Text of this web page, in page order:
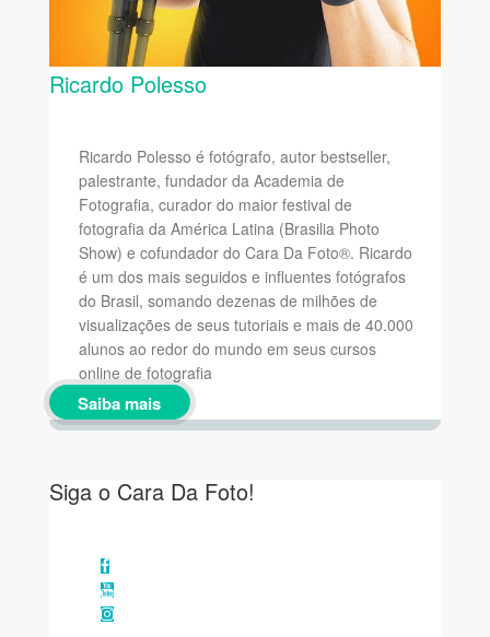
Ricardo Polesso
Ricardo Polesso é fotógrafo, autor bestseller,
palestrante, fundador da Academia de
Fotografia, curador do maior festival de
fotografia da América Latina (Brasilia Photo
Show) e cofundador do Cara Da Foto®. Ricardo
é um dos mais seguidos e influentes fotógrafos
do Brasil, somando dezenas de milhões de
visualizações de seus tutoriais e mais de 40.000
alunos ao redor do mundo em seus cursos
online de fotografia
Saiba mais
Siga o Cara Da Foto!
Facebook
YouTube
Instagram